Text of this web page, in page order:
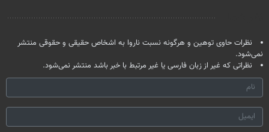
نظرات حاوی توهین و هرگونه نسبت ناروا به اشخاص حقیقی و حقوقی منتشر
نمی‌شود.
نظراتی که غیر از زبان فارسی یا غیر مرتبط با خبر باشد منتشر نمی‌شود.